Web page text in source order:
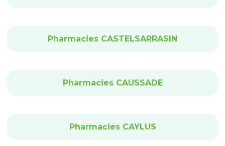
Pharmacies CASTELSARRASIN
Pharmacies CAUSSADE
Pharmacies CAYLUS